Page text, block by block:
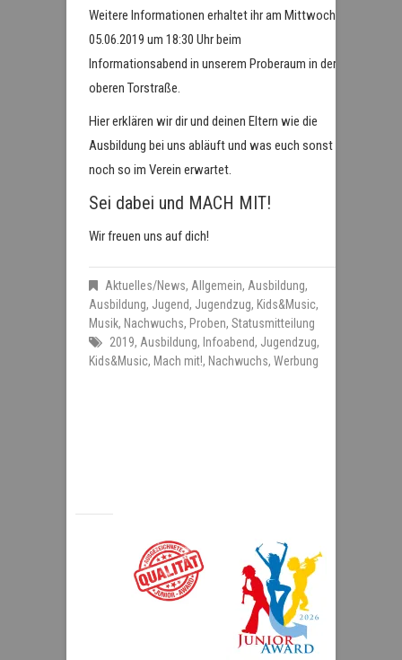
Weitere Informationen erhaltet ihr am Mittwoch
05.06.2019 um 18:30 Uhr beim
Informationsabend in unserem Proberaum in der
oberen Torstraße.
Hier erklären wir dir und deinen Eltern wie die
Ausbildung bei uns abläuft und was euch sonst
noch so im Verein erwartet.
Sei dabei und MACH MIT!
Wir freuen uns auf dich!
Aktuelles/News, Allgemein, Ausbildung,
Ausbildung, Jugend, Jugendzug, Kids&Music,
Musik, Nachwuchs, Proben, Statusmitteilung
2019, Ausbildung, Infoabend, Jugendzug,
Kids&Music, Mach mit!, Nachwuchs, Werbung